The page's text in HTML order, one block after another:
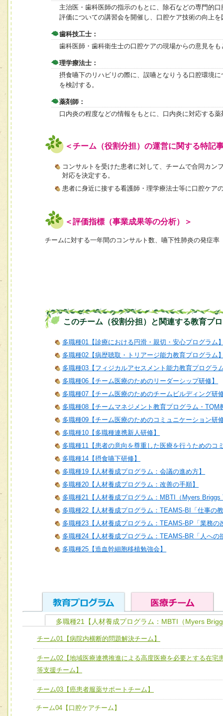
主治医・歯科医師の指示のもとに、除石などの専門的
評価についての講習会を開催し、口腔ケア技術の向上を
歯科技工士：
歯科医師・歯科衛生士の口腔ケアの現場からの意見を
理学療法士：
摂食嚥下のリハビリの際に、誤嚥となりうる口腔環境
を検討する。
薬剤師：
口内炎の程度などの情報をもとに、口内炎に対応する
＜チーム（役割分担）の運営に関する特記
コンサルトを受けた患者に対して、チームで合同カ
対応を決定する。
患者に身近に接する看護師・理学療法士等に口腔ケア
＜評価指標（事業成果等の分析）＞
チームに対する一年間のコンサルト数、嚥下性肺炎の発症率
このチーム（役割分担）と関連する教育プ
多職種01【診療における円滑・親切・安心プログラム
多職種02【病歴聴取・トリアージ能力教育プログラム
多職種03【フィジカルアセスメント能力教育プログラ
多職種06【チーム医療のためのリーダーシップ研修】
多職種07【チーム医療のためのチームビルディング研
多職種08【チームマネジメント教育プログラム・TQM
多職種09【チーム医療のためのコミュニケーション研
多職種10【多職種連携新人研修】
多職種11【患者の意向を尊重した医療を行うためのコ
多職種14【摂食嚥下研修】
多職種19【人材養成プログラム：会議の進め方】
多職種20【人材養成プログラム：改善の手順】
多職種21【人材養成プログラム：MBTI（Myers
多職種22【人材養成プログラム：TEAMS-BI「仕事の
多職種23【人材養成プログラム：TEAMS-BP「業務の
多職種24【人材養成プログラム：TEAMS-BR「人への
多職種25【造血幹細胞移植勉強会】
ユニット１ 医療人としての基礎能力
全人的医療を実践する医療人として、必要な基礎能力を身
ける
ユニット２ チーム医療構成力
必要に応じて柔軟に医療チームを組織し、強調できる
ユニット３ 多職種連携力
チーム01【病院内横断的問題解決チーム】
チーム02【地域医療連携推進による高度医療を必要とする
宅患者等支援チーム】
多職種21【人材養成プログラム：MBTI（Myers
チーム01【病院内横断的問題解決チーム】
チーム02【地域医療連携推進による高度医療を必要とする在宅
等支援チーム】
チーム03【癌患者服薬サポートチーム】
チーム04【口腔ケアチーム】